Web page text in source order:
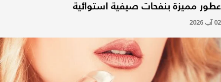
عطور مميزة بنفحات صيفية استوائية
02 آب 2026